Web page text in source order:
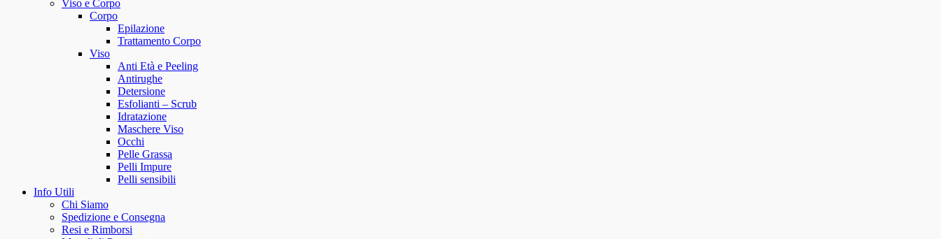
Viso e Corpo
Corpo
Epilazione
Trattamento Corpo
Viso
Anti Età e Peeling
Antirughe
Detersione
Esfolianti – Scrub
Idratazione
Maschere Viso
Occhi
Pelle Grassa
Pelli Impure
Pelli sensibili
Info Utili
Chi Siamo
Spedizione e Consegna
Resi e Rimborsi